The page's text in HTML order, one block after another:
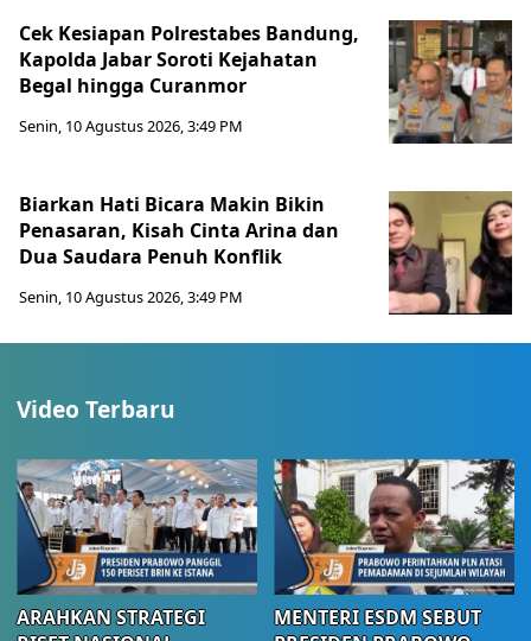
Cek Kesiapan Polrestabes Bandung,
Kapolda Jabar Soroti Kejahatan
Begal hingga Curanmor
Senin, 10 Agustus 2026, 3:49 PM
Biarkan Hati Bicara Makin Bikin
Penasaran, Kisah Cinta Arina dan
Dua Saudara Penuh Konflik
Senin, 10 Agustus 2026, 3:49 PM
Video Terbaru
ARAHKAN STRATEGI
MENTERI ESDM SEBUT